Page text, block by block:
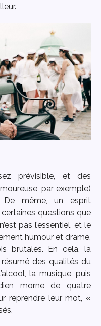
prévisible, et des
par exemple)
De même, un esprit
questions que
pas l’essentiel, et le
humour et drame,
brutales. En cela, la
des qualités du
la musique, puis
morne de quatre
reprendre leur mot, «